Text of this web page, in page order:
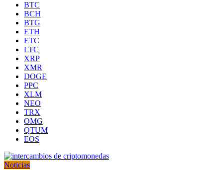
BTC
BCH
BTG
ETH
ETC
LTC
XRP
XMR
DOGE
PPC
XLM
NEO
TRX
OMG
QTUM
EOS
Noticias